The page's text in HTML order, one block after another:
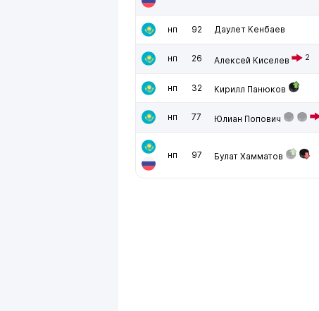
нп 92 Даулет Кенбаев
нп 26 Алексей Киселев 2
нп 32 Кирилл Панюков
нп 77 Юлиан Попович
нп 97 Булат Хамматов